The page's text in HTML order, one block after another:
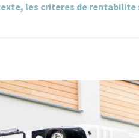
les criteres de